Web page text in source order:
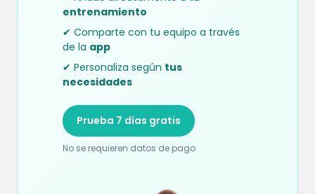
entrenamiento
✔ Comparte con tu equipo a través
de la app
✔ Personaliza según tus
necesidades
Prueba 7 días gratis
No se requieren datos de pago